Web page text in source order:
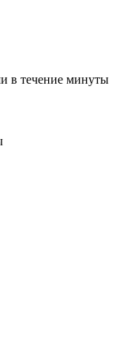
в течение минуты